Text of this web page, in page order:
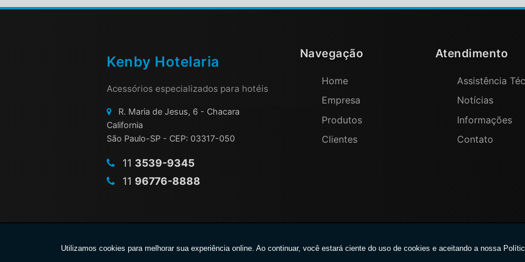
Kenby Hotelaria
Acessórios especializados para hotéis
R. Maria de Jesus, 6 - Chacara
California
São Paulo-SP - CEP: 03317-050
11 3539-9345
11 96776-8888
Navegação
Home
Empresa
Produtos
Clientes
Atendimento
Assistência
Notícias
Informações
Contato